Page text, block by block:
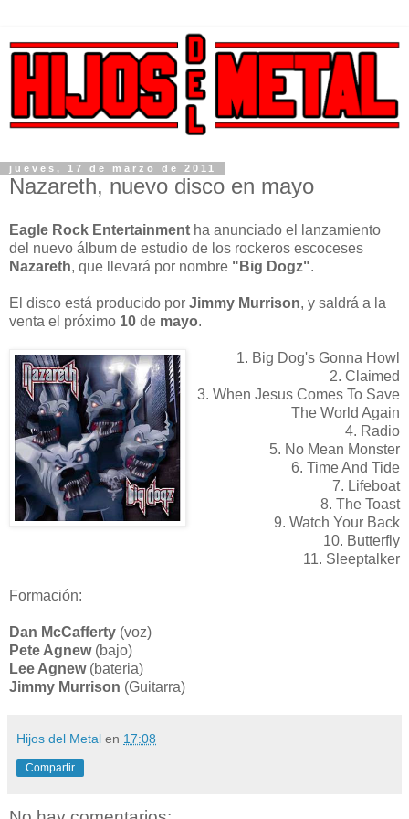
jueves, 17 de marzo de 2011
Nazareth, nuevo disco en mayo
Eagle Rock Entertainment ha anunciado el lanzamiento
del nuevo álbum de estudio de los rockeros escoceses
Nazareth, que llevará por nombre "Big Dogz".
El disco está producido por Jimmy Murrison, y saldrá a la
venta el próximo 10 de mayo.
1. Big Dog's Gonna Howl
2. Claimed
3. When Jesus Comes To Save
The World Again
4. Radio
5. No Mean Monster
6. Time And Tide
7. Lifeboat
8. The Toast
9. Watch Your Back
10. Butterfly
11. Sleeptalker
Formación:
Dan McCafferty (voz)
Pete Agnew(bajo)
Lee Agnew(bateria)
Jimmy Murrison (Guitarra)
Hijos del Metal en 17:08
Compartir